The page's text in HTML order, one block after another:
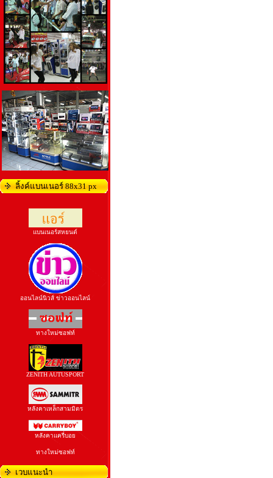
ลิ้งค์แบนเนอร์ 88x31 px
แบนเนอร์สหยนต์
ออนไลน์นิวส์ ข่าวออนไลน์
ทางใหม่ซอฟท์
ZENITH AUTUSPORT
หลังคาเหล็กสามมิตร
หลังคาแครี่บอย
ทางใหม่ซอฟท์
เวบแนะนำ